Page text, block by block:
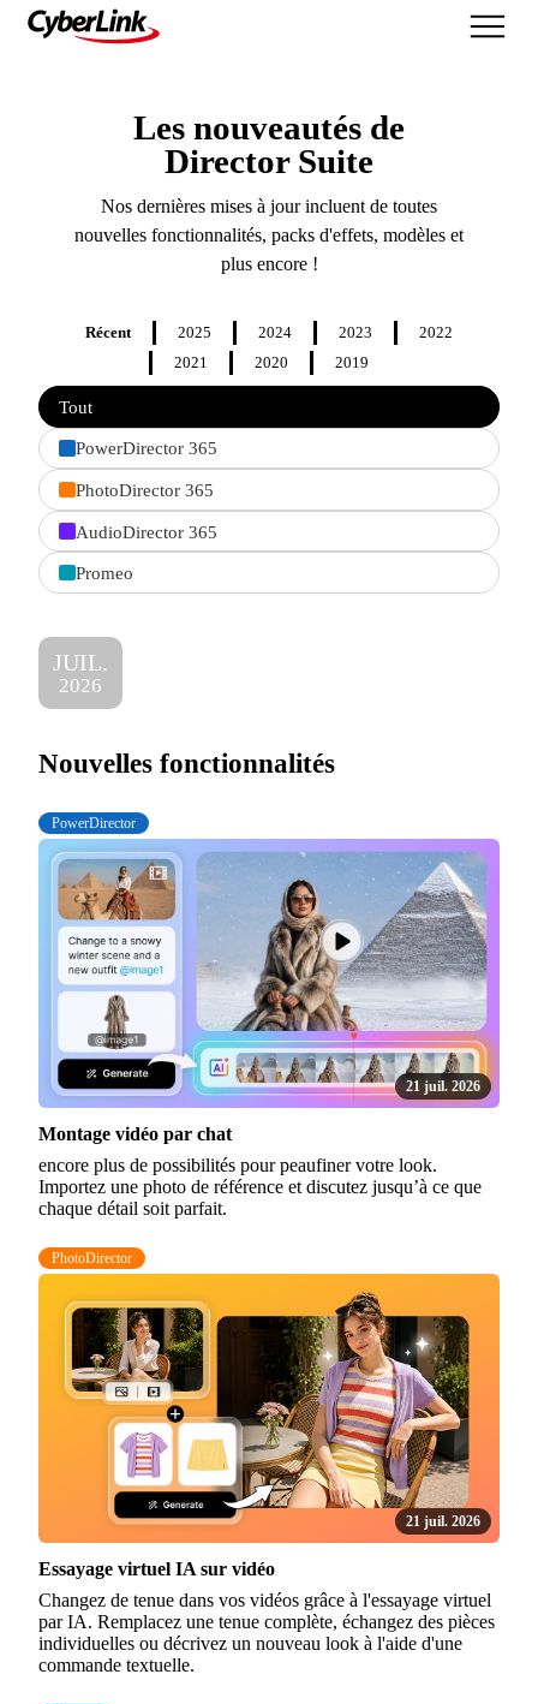
Les nouveautés de
Director Suite
Nos dernières mises à jour incluent de toutes
nouvelles fonctionnalités, packs d'effets, modèles et
plus encore !
Récent 2025 2024 2023
2022
2021
2020 2019
Filter
features
by
product
Tout
PowerDirector 365
PhotoDirector 365
AudioDirector 365
Promeo
JUIL.
2026
Nouvelles fonctionnalités
PowerDirector
21 juil. 2026
Montage vidéo par chat
encore plus de possibilités pour peaufiner votre look.
Importez une photo de référence et discutez jusqu’à ce que
chaque détail soit parfait.
PhotoDirector
21 juil. 2026
Essayage virtuel IA sur vidéo
Changez de tenue dans vos vidéos grâce à l'essayage virtuel
par IA. Remplacez une tenue complète, échangez des pièces
individuelles ou décrivez un nouveau look à l'aide d'une
commande textuelle.